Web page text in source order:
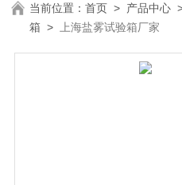
当前位置：首页 > 产品中心
箱 > 上海盐雾试验箱厂家